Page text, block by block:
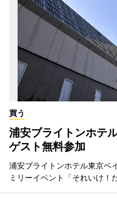
買う
浦安ブライトンホテ
ゲスト無料参加
浦安ブライトンホテル東京ベ
ミリーイベント「それいけ！